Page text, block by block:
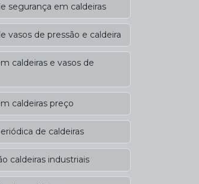
segurança em caldeiras
vasos de pressão e caldeira
caldeiras e vasos de
caldeiras preço
de caldeiras
caldeiras industriais